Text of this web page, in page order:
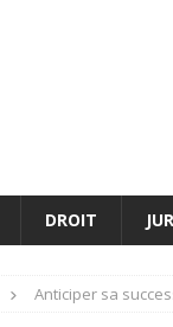
DROIT
Anticiper sa